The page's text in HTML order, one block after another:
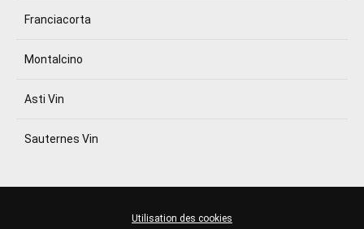
Franciacorta
Montalcino
Asti Vin
Sauternes Vin
Utilisation des cookies